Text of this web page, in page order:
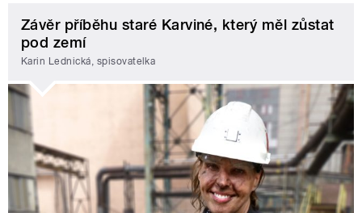
Závěr příběhu staré Karviné, který měl zůstat
pod zemí
Karin Lednická, spisovatelka